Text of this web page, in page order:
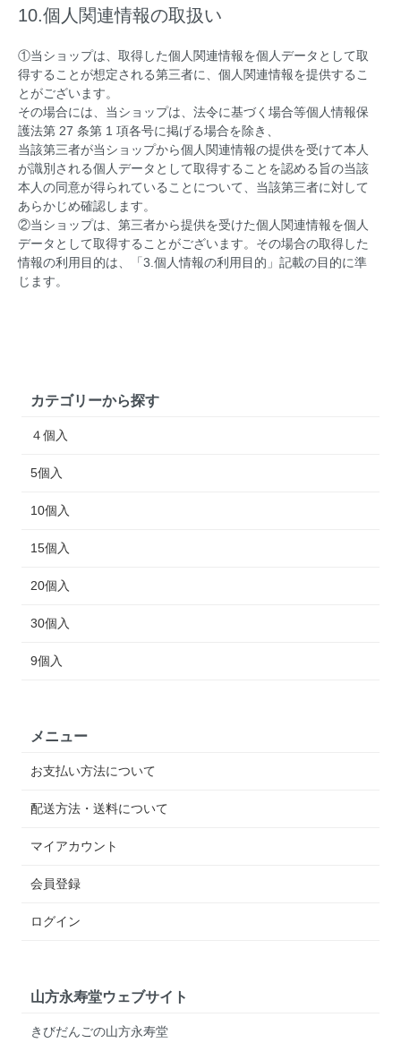
10.個人関連情報の取扱い
①当ショップは、取得した個人関連情報を個人データとして取
得することが想定される第三者に、個人関連情報を提供するこ
とがございます。
その場合には、当ショップは、法令に基づく場合等個人情報保
護法第 27 条第 1 項各号に掲げる場合を除き、
当該第三者が当ショップから個人関連情報の提供を受けて本人
が識別される個人データとして取得することを認める旨の当該
本人の同意が得られていることについて、当該第三者に対して
あらかじめ確認します。
②当ショップは、第三者から提供を受けた個人関連情報を個人
データとして取得することがございます。その場合の取得した
情報の利用目的は、「3.個人情報の利用目的」記載の目的に準
じます。
カテゴリーから探す
４個入
5個入
10個入
15個入
20個入
30個入
9個入
メニュー
お支払い方法について
配送方法・送料について
マイアカウント
会員登録
ログイン
山方永寿堂ウェブサイト
きびだんごの山方永寿堂